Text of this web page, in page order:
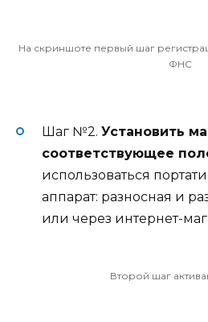
На скриншоте первый шаг
ФНС
Шаг №2. Установить
соответствующее
использоваться
аппарат: разносная и
или через интернет-
Второй шаг